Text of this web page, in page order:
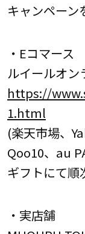
キャンペーン
・Eコマース
ルイールオン
https://
1.html
(楽天市場、
Qoo10、au
ギフトにて順
・実店舗